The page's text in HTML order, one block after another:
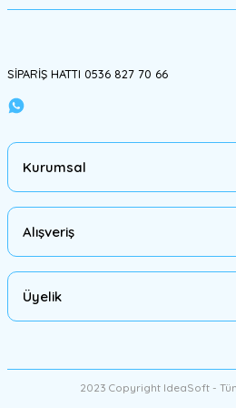
SİPARİŞ HATTI 0536 827 70 66
Kurumsal
Alışveriş
Üyelik
2023 Copyright IdeaSoft -